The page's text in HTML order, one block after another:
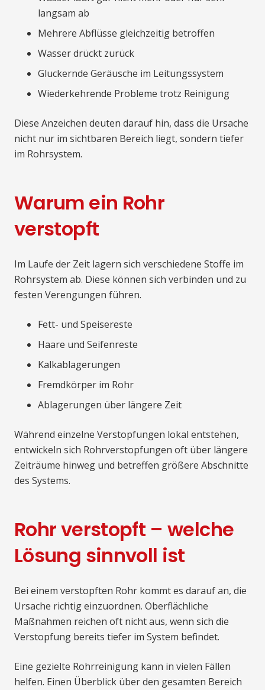
langsam ab
Mehrere Abflüsse gleichzeitig betroffen
Wasser drückt zurück
Gluckernde Geräusche im Leitungssystem
Wiederkehrende Probleme trotz Reinigung
Diese Anzeichen deuten darauf hin, dass die Ursache
nicht nur im sichtbaren Bereich liegt, sondern tiefer
im Rohrsystem.
Warum ein Rohr
verstopft
Im Laufe der Zeit lagern sich verschiedene Stoffe im
Rohrsystem ab. Diese können sich verbinden und zu
festen Verengungen führen.
Fett- und Speisereste
Haare und Seifenreste
Kalkablagerungen
Fremdkörper im Rohr
Ablagerungen über längere Zeit
Während einzelne Verstopfungen lokal entstehen,
entwickeln sich Rohrverstopfungen oft über längere
Zeiträume hinweg und betreffen größere Abschnitte
des Systems.
Rohr verstopft – welche
Lösung sinnvoll ist
Bei einem verstopften Rohr kommt es darauf an, die
Ursache richtig einzuordnen. Oberflächliche
Maßnahmen reichen oft nicht aus, wenn sich die
Verstopfung bereits tiefer im System befindet.
Eine gezielte Rohrreinigung kann in vielen Fällen
helfen. Einen Überblick über den gesamten Bereich